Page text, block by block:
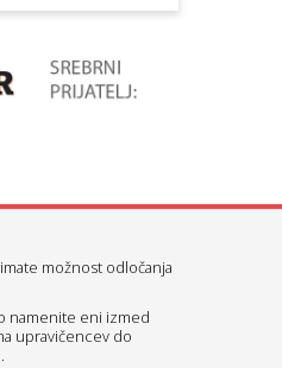
možnost odločanja
namenite eni izmed
upravičencev do